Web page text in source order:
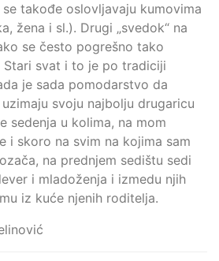
takođe oslovljavaju kumovima
žena i sl.). Drugi „svedok“ na
se često pogrešno tako
Stari svat i to je po tradiciji
je sada pomodarstvo da
svoju najbolju drugaricu
sedenja u kolima, na mom
i skoro na svim na kojima sam
na prednjem sedištu sedi
i mladoženja i izmedu njih
iz kuće njenih roditelja.